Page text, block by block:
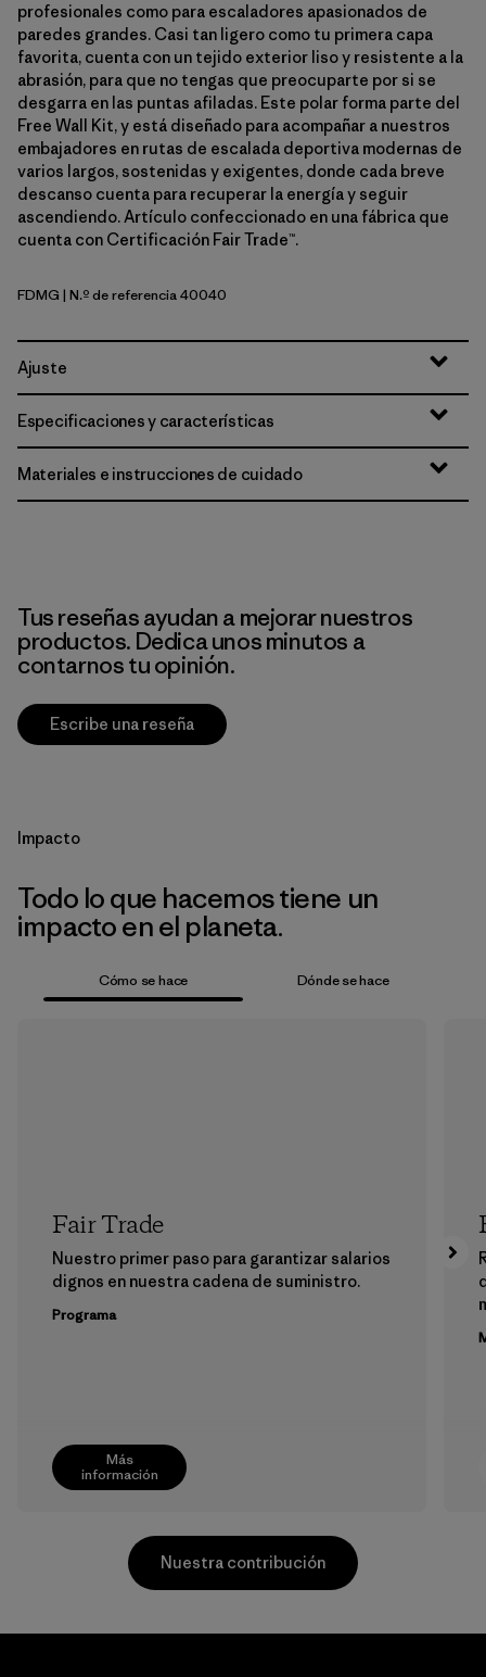
profesionales como para escaladores apasionados de
paredes grandes. Casi tan ligero como tu primera capa
favorita, cuenta con un tejido exterior liso y resistente a la
abrasión, para que no tengas que preocuparte por si se
desgarra en las puntas afiladas. Este polar forma parte del
Free Wall Kit, y está diseñado para acompañar a nuestros
embajadores en rutas de escalada deportiva modernas de
varios largos, sostenidas y exigentes, donde cada breve
descanso cuenta para recuperar la energía y seguir
ascendiendo. Artículo confeccionado en una fábrica que
cuenta con Certificación Fair Trade™.
Faded Magenta
FDMG | N.º de referencia 40040
Ajuste
Especificaciones y características
Materiales e instrucciones de cuidado
Tus reseñas ayudan a mejorar nuestros
productos. Dedica unos minutos a
contarnos tu opinión.
Escribe una reseña
Impacto
Todo lo que hacemos tiene un
impacto en el planeta.
Cómo se hace Dónde se hace
Más
información
Fair Trade
Nuestro primer paso para garantizar salarios
dignos en nuestra cadena de suministro.
Programa
Nuestra contribución